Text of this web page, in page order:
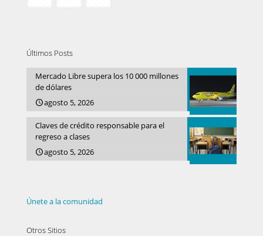
Últimos Posts
Mercado Libre supera los 10 000 millones
de dólares
agosto 5, 2026
Claves de crédito responsable para el
regreso a clases
agosto 5, 2026
Únete a la comunidad
Otros Sitios